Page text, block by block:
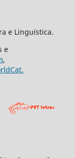
e Linguística.
e
,